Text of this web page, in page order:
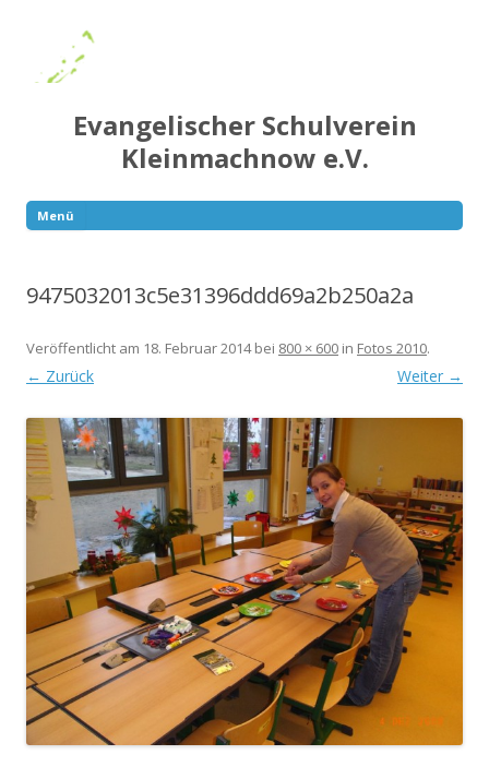
Evangelischer Schulverein
Kleinmachnow e.V.
Menü
9475032013c5e31396ddd69a2b250a2a
Veröffentlicht am 18. Februar 2014bei 800 × 600 in Fotos 2010.
← Zurück Weiter →